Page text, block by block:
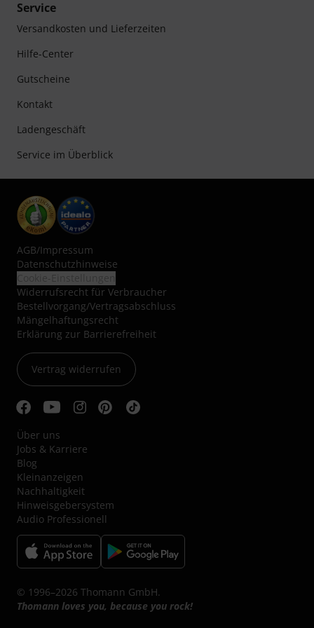
Service
Versandkosten und Lieferzeiten
Hilfe-Center
Gutscheine
Kontakt
Ladengeschäft
Service im Überblick
AGB/Impressum
Datenschutzhinweise
Widerrufsrecht für Verbraucher
Bestellvorgang/Vertragsabschluss
Mängelhaftungsrecht
Erklärung zur Barrierefreiheit
Vertrag widerrufen
Über uns
Jobs & Karriere
Blog
Kleinanzeigen
Nachhaltigkeit
Hinweisgebersystem
Audio Professionell
© 1996–2026 Thomann GmbH.
Thomann loves you, because you rock!